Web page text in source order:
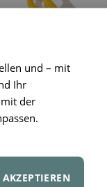
und – mit
Ihr
mit der
AKZEPTIEREN